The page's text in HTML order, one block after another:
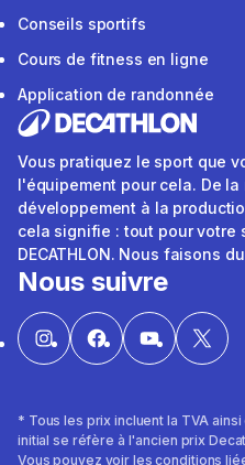
Conseils sportifs
Cours de fitness en ligne
Application de randonnée
Vous pratiquez le sport que
l'équipement pour cela. De la
développement à la
cela signifie : tout pour votre
DECATHLON. Nous faisons
Nous suivre
* Tous les prix incluent la TVA
initial se réfère à l'ancien prix
Vous pouvez voir les conditions